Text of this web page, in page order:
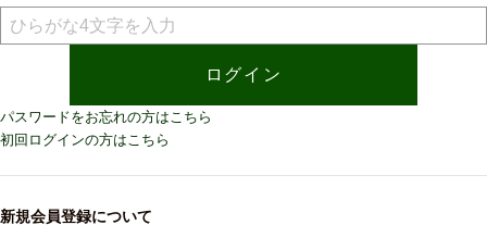
パスワードをお忘れの方はこちら
初回ログインの方はこちら
新規会員登録について